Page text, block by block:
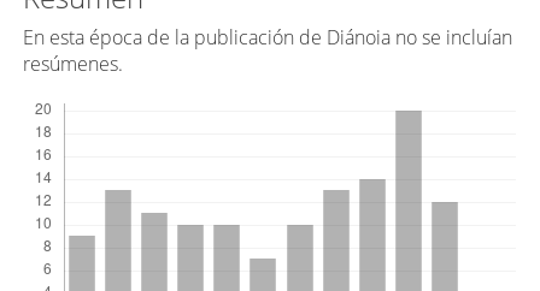
t
e
d
o
p
En esta época de la publicación de Diánoia no se incluían
resúmenes.